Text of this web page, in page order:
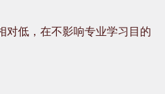
对低，在不影响专业学习目的